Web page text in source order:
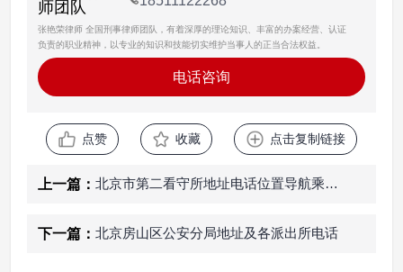
师团队
张艳荣律师 全国刑事律师团队，有着深厚的理论知识、丰富的办案经营、认证
负责的职业精神，以专业的知识和技能切实维护当事人的正当合法权益。
电话咨询
点赞 收藏 点击复制链接
上一篇： 北京市第二看守所地址电话位置导航乘车路线邮编
下一篇： 北京房山区公安分局地址及各派出所电话